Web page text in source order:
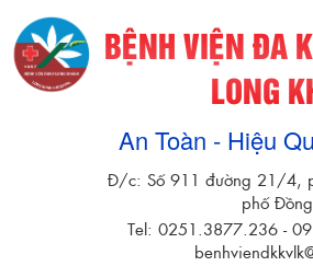
BỆNH VIỆN ĐA
LONG
An Toàn - Hiệu
Đ/c: Số 911 đường 21/4,
phố
Tel: 0251.3877.236 -